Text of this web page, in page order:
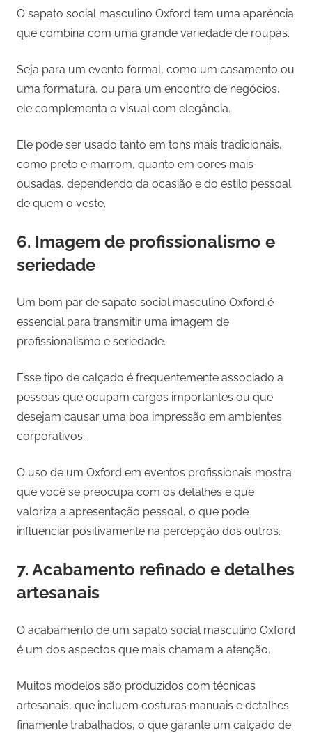
O sapato social masculino Oxford tem uma aparência
que combina com uma grande variedade de roupas.
Seja para um evento formal, como um casamento ou
uma formatura, ou para um encontro de negócios,
ele complementa o visual com elegância.
Ele pode ser usado tanto em tons mais tradicionais,
como preto e marrom, quanto em cores mais
ousadas, dependendo da ocasião e do estilo pessoal
de quem o veste.
6. Imagem de profissionalismo e
seriedade
Um bom par de sapato social masculino Oxford é
essencial para transmitir uma imagem de
profissionalismo e seriedade.
Esse tipo de calçado é frequentemente associado a
pessoas que ocupam cargos importantes ou que
desejam causar uma boa impressão em ambientes
corporativos.
O uso de um Oxford em eventos profissionais mostra
que você se preocupa com os detalhes e que
valoriza a apresentação pessoal, o que pode
influenciar positivamente na percepção dos outros.
7. Acabamento refinado e detalhes
artesanais
O acabamento de um sapato social masculino Oxford
é um dos aspectos que mais chamam a atenção.
Muitos modelos são produzidos com técnicas
artesanais, que incluem costuras manuais e detalhes
finamente trabalhados, o que garante um calçado de